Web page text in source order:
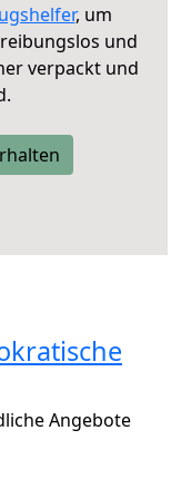
, um
und
verpackt und
Angebote